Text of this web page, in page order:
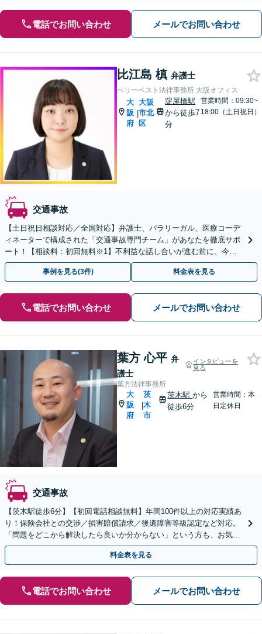
電話でお問い合わせ メールでお問い合わせ
比江島 槙 弁護士
ベリーベスト法律事務所 大阪オフィス
大
阪
府
|
大阪
市北
区
淀屋橋駅
から徒歩7
分
営業時間：09:30~
18:00（土日祝日）
交通事故
【土日祝日相談対応／全国対応】弁護士、パラリーガル、医療コーデ
ィネーターで構成された「交通事故専門チーム」があなたを徹底サポ
ート！【相談料：初回無料※1】不利益な話し合いが進む前に、今す
ぐ相談！
事例を見る(3件) 料金表を見る
電話でお問い合わせ メールでお問い合わせ
葉方 心平 弁
護士
インタビューを
見る
葉方法律事務所
大
阪
府
|
茨
木
市
茨木駅から
徒歩6分
営業時間：本
日定休日
交通事故
【茨木駅徒歩6分】【初回電話相談無料】年間100件以上の対応実績あ
り！保険会社との交渉／損害賠償請求／後遺障害等級認定など対応。
「問題をどこから解決したら良いか分からない」という方も、お気軽
にご相談ください【土日夜間対応可】
料金表を見る
電話でお問い合わせ メールでお問い合わせ